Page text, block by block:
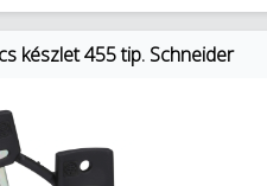
készlet 455 tip. Schneider